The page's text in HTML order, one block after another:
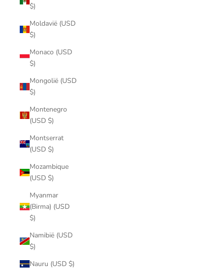
$)
Moldavië (USD
$)
Monaco (USD
$)
Mongolië (USD
$)
Montenegro
(USD $)
Montserrat
(USD $)
Mozambique
(USD $)
Myanmar
(Birma) (USD
$)
Namibië (USD
$)
Nauru (USD $)